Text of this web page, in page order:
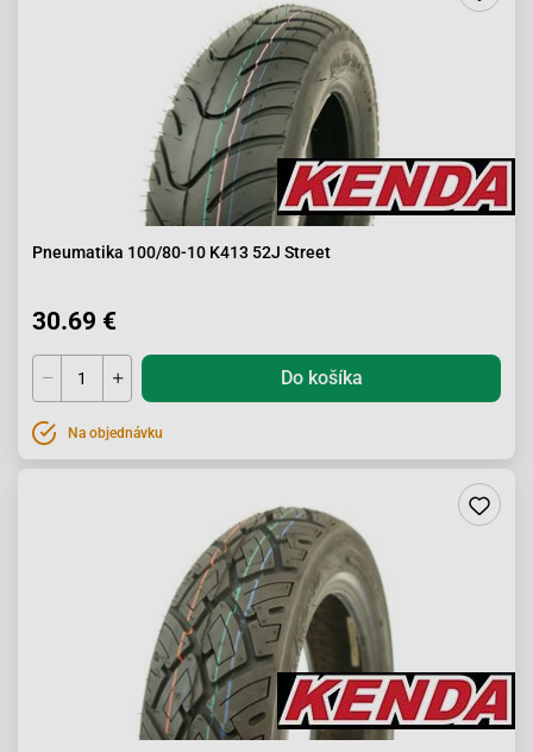
Pneumatika 100/80-10 K413 52J Street
30.69 €
Do košíka
Na objednávku